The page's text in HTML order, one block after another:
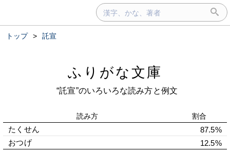
トップ > 託宣
ふりがな文庫
“託宣”のいろいろな読み方と例文
読み方 割合
たくせん
87.5%
おつげ
12.5%